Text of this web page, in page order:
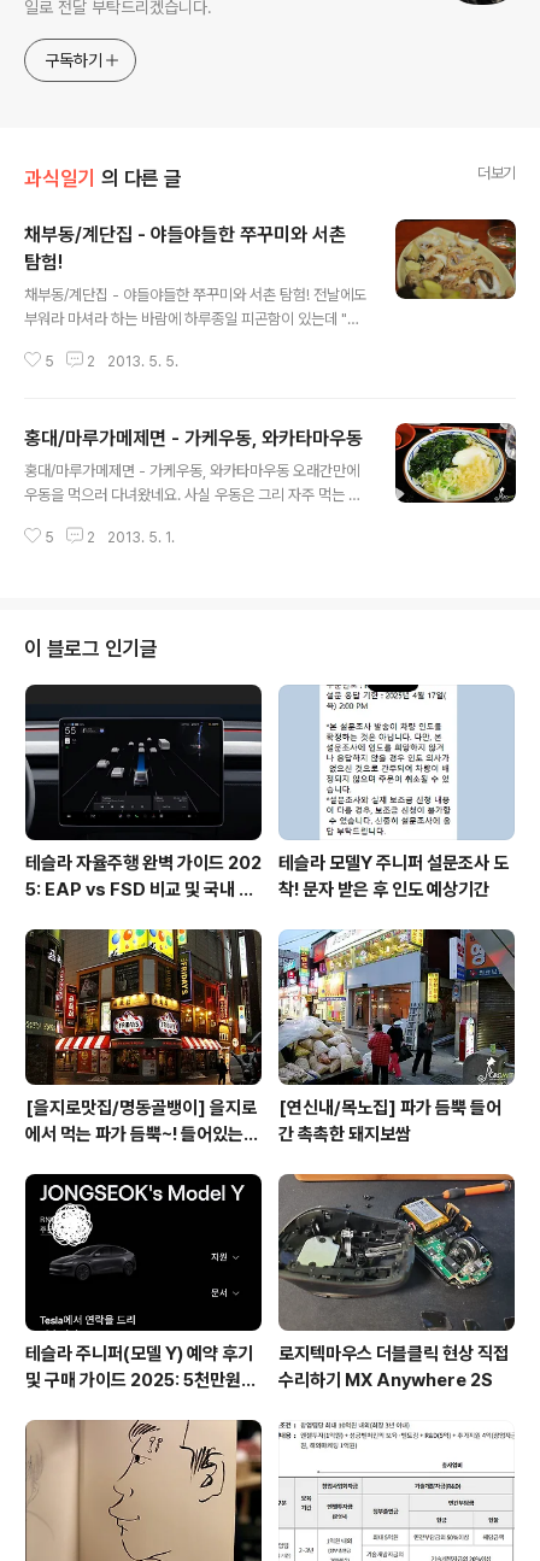
일로 전달 부탁드리겠습니다.
구독하기
과식일기 의 다른 글 더보기
채부동/계단집 - 야들야들한 쭈꾸미와 서촌
탐험!
채부동/계단집 - 야들야들한 쭈꾸미와 서촌 탐험! 전날에도
부워라 마셔라 하는 바람에 하루종일 피곤함이 있는데 "저
다. 집에서 쉬려고 하니 심심할것 같기도 하고 나가려고 하
사실 채부동쪽은 동네이름도 생소한 곳이기도 한데 예전에
경북궁 근처에서 일을 하기도 했지만 가도 광화문쪽으로
가지 이쪽으로 술을 마시러 올일이 없어서 이런 동네가 있
촌도 있었을줄이야! 찾아가기도 쉬운데 경북궁역 2번출구
5 2 2013. 5. 5.
홍대/마루가메제면 - 가케우동, 와카타마우동
홍대/마루가메제면 - 가케우동, 와카타마우동 오래간만에
우동을 먹으러 다녀왔네요. 사실 우동은 그리 자주 먹는 편
에서 먹어본 우동이 꽤 맛있었다는 기억은 있지만 나머지
시걸 페북에서 보신 형이.. 내일 점심에 만나서 해장하자!
라고 사뿐하게 말씀을 해주셔서 아침 거르고 아픈속을 붙
잡고 출동! ▲ 우동집에 종류가 좀 많네.. 싶은데 사실은 기
본 우동에 토핑이 올라가는게 다른거라고 생각하시면 됩니
다. 들어가서 바로 골라서 말을 해줘야 하기 때문에 미리 주
문하기 전에 살짝 보고..
5 2 2013. 5. 1.
이 블로그 인기글
테슬라 자율주행 완벽 가이드 202
5: EAP vs FSD 비교 및 국내 사
테슬라 모델Y 주니퍼 설문조사 도
착! 문자 받은 후 인도 예상기간
[을지로맛집/명동골뱅이] 을지로
에서 먹는 파가 듬뿍~! 들어있는
[연신내/목노집] 파가 듬뿍 들어
간 촉촉한 돼지보쌈
테슬라 주니퍼(모델 Y) 예약 후기
및 구매 가이드 2025: 5천만원대
로지텍마우스 더블클릭 현상 직접
수리하기 MX Anywhere 2S